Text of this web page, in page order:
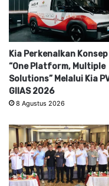
Kia Perkenalkan Konsep
“One Platform, Multiple
Solutions” Melalui Kia
GIIAS 2026
8 Agustus 2026